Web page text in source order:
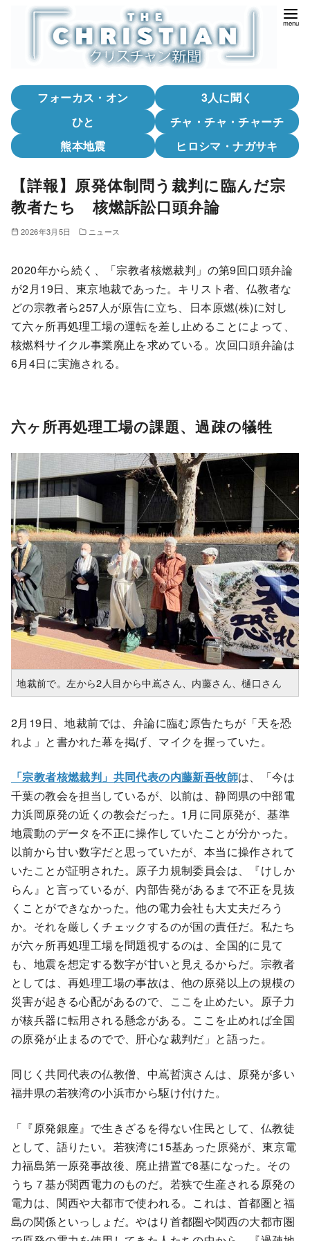
フォーカス・オン
3人に聞く
ひと
チャ・チャ・チャーチ
熊本地震
ヒロシマ・ナガサキ
【詳報】原発体制問う裁判に臨んだ宗
教者たち 核燃訴訟口頭弁論
2026年3月5日 ニュース
2020年から続く、「宗教者核燃裁判」の第9回口頭弁論
が2月19日、東京地裁であった。キリスト者、仏教者な
どの宗教者ら257人が原告に立ち、日本原燃(株)に対し
て六ヶ所再処理工場の運転を差し止めることによって、
核燃料サイクル事業廃止を求めている。次回口頭弁論は
6月4日に実施される。
六ヶ所再処理工場の課題、過疎の犠牲
地裁前で。左から2人目から中嶌さん、内藤さん、樋口さん
2月19日、地裁前では、弁論に臨む原告たちが「天を恐
れよ」と書かれた幕を掲げ、マイクを握っていた。
「宗教者核燃裁判」共同代表の内藤新吾牧師は、「今は
千葉の教会を担当しているが、以前は、静岡県の中部電
力浜岡原発の近くの教会だった。1月に同原発が、基準
地震動のデータを不正に操作していたことが分かった。
以前から甘い数字だと思っていたが、本当に操作されて
いたことが証明された。原子力規制委員会は、『けしか
らん』と言っているが、内部告発があるまで不正を見抜
くことができなかった。他の電力会社も大丈夫だろう
か。それを厳しくチェックするのが国の責任だ。私たち
が六ヶ所再処理工場を問題視するのは、全国的に見て
も、地震を想定する数字が甘いと見えるからだ。宗教者
としては、再処理工場の事故は、他の原発以上の規模の
災害が起きる心配があるので、ここを止めたい。原子力
が核兵器に転用される懸念がある。ここを止めれば全国
の原発が止まるのでで、肝心な裁判だ」と語った。
同じく共同代表の仏教僧、中嶌哲演さんは、原発が多い
福井県の若狭湾の小浜市から駆け付けた。
「『原発銀座』で生きざるを得ない住民として、仏教徒
として、語りたい。若狭湾に15基あった原発が、東京電
力福島第一原発事故後、廃止措置で8基になった。その
うち７基が関西電力のものだ。若狭で生産される原発の
電力は、関西や大都市で使われる。これは、首都圏と福
島の関係といっしょだ。やはり首都圏や関西の大都市圏